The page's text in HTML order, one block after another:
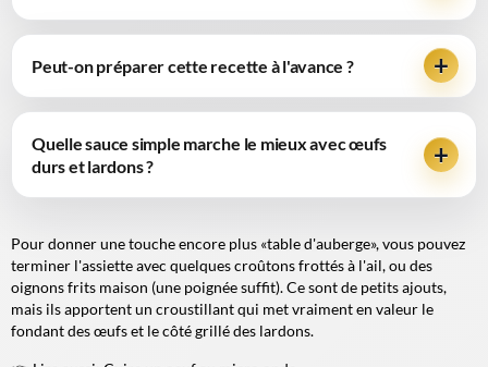
Peut-on préparer cette recette à l'avance ?
Quelle sauce simple marche le mieux avec œufs
durs et lardons ?
Pour donner une touche encore plus «table d'auberge», vous pouvez
terminer l'assiette avec quelques croûtons frottés à l'ail, ou des
oignons frits maison (une poignée suffit). Ce sont de petits ajouts,
mais ils apportent un croustillant qui met vraiment en valeur le
fondant des œufs et le côté grillé des lardons.